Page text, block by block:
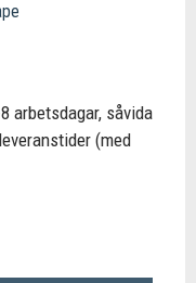
arbetsdagar, såvida
(med